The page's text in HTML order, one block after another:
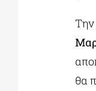
Την
θα